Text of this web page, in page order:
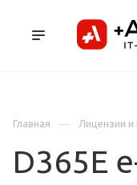
Главная
Лицензии и
D365E